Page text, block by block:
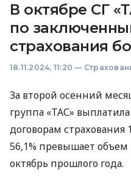
В октябре СГ
по
страхования
18.11.2024, 11:20 —
За второй осенний
группа «ТАС»
договорам
56,1% превышает
октябрь прошлого года.